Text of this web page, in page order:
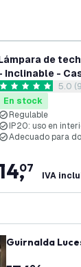
deseos
de
Inclinable -
abrir el
estrellas de 5.0
En stock
Regulable
IP20: uso en
Adecuado para
,
07
IVA
Guirnalda